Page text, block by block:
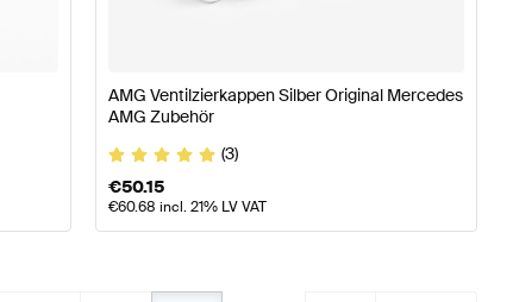
AMG Ventilzierkappen Silber Original Mercedes
AMG Zubehör
(3)
€50.15
€60.68 incl. 21% LV VAT